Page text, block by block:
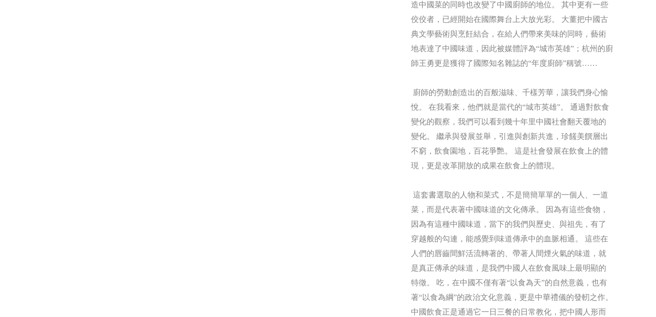
造中國菜的同時也改變了中國廚師的地位。 其中更有一些
佼佼者，已經開始在國際舞台上大放光彩。 大董把中國古
典文學藝術與烹飪結合，在給人們帶來美味的同時，藝術
地表達了中國味道，因此被媒體評為“城市英雄”；杭州的廚
師王勇更是獲得了國際知名雜誌的“年度廚師”稱號……
廚師的勞動創造出的百般滋味、千樣芳華，讓我們身心愉
悅。 在我看來，他們就是當代的“城市英雄”。 通過對飲食
變化的觀察，我們可以看到幾十年里中國社會翻天覆地的
變化。 繼承與發展並舉，引進與創新共進，珍饈美饌層出
不窮，飲食園地，百花爭艷。 這是社會發展在飲食上的體
現，更是改革開放的成果在飲食上的體現。
這套書選取的人物和菜式，不是簡簡單單的一個人、一道
菜，而是代表著中國味道的文化傳承。 因為有這些食物，
因為有這種中國味道，當下的我們與歷史、與祖先，有了
穿越般的勾連，能感覺到味道傳承中的血脈相通。 這些在
人們的唇齒間鮮活流轉著的、帶著人間煙火氣的味道，就
是真正傳承的味道，是我們中國人在飲食風味上最明顯的
特徵。 吃，在中國不僅有著“以食為天”的自然意義，也有
著“以食為綱”的政治文化意義，更是中華禮儀的發軔之作。
中國飲食正是通過它一日三餐的日常教化，把中國人形而